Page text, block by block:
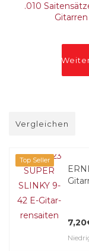
.010
Gitarren
Vergleichen
Top Seller